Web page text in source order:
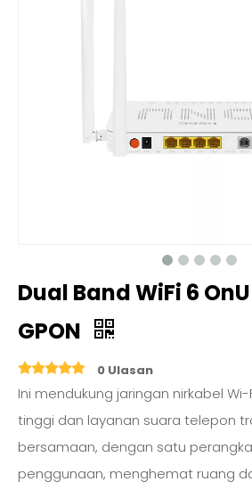
Dual Band WiFi 6
GPON
0 Ulasan
Ini mendukung jaringan nirkabel
tinggi dan layanan suara telepon
bersamaan, dengan satu
penggunaan, menghemat ruang